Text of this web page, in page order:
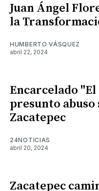
Juan Ángel
la
HUMBERTO VÁSQUEZ
abril 22, 2024
Encarcelado
presunto abuso
Zacatepec
24NOTICIAS
abril 20, 2024
Zacatepec